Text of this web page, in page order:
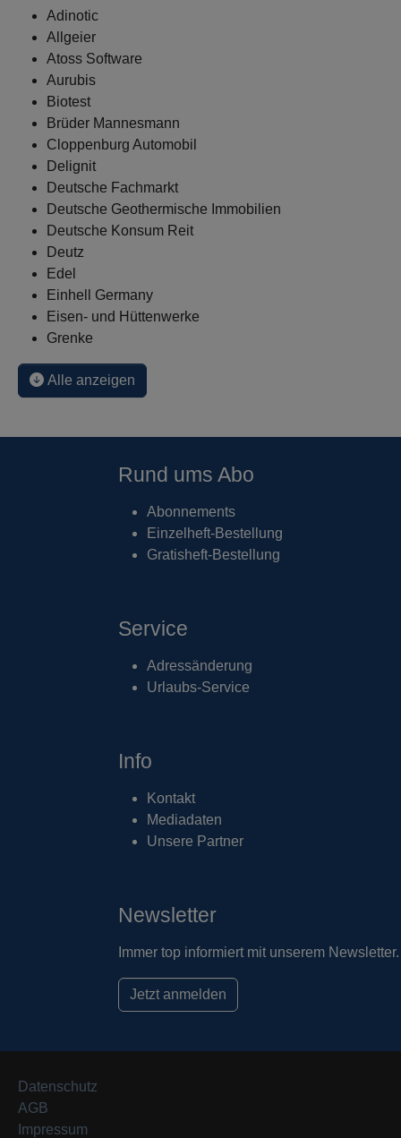
Adinotic
Allgeier
Atoss Software
Aurubis
Biotest
Brüder Mannesmann
Cloppenburg Automobil
Delignit
Deutsche Fachmarkt
Deutsche Geothermische Immobilien
Deutsche Konsum Reit
Deutz
Edel
Einhell Germany
Eisen- und Hüttenwerke
Grenke
Alle anzeigen
Rund ums Abo
Abonnements
Einzelheft-Bestellung
Gratisheft-Bestellung
Service
Adressänderung
Urlaubs-Service
Info
Kontakt
Mediadaten
Unsere Partner
Newsletter
Immer top informiert mit unserem Newsletter.
Jetzt anmelden
Datenschutz
AGB
Impressum